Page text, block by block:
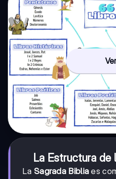
Ver
La Estructura de
La Sagrada Biblia es